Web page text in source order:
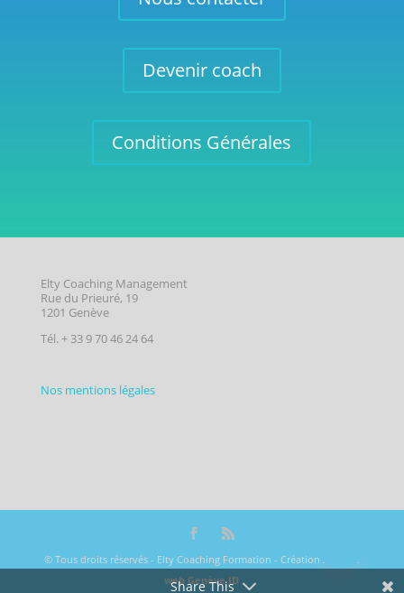
Devenir coach
Conditions Générales
Elty Coaching Management
Rue du Prieuré, 19
1201 Genève
Tél. + 33 9 70 46 24 64
Nos mentions légales
© Tous droits réservés - Elty Coaching Formation - Création Agence
web Genève ID
Share This